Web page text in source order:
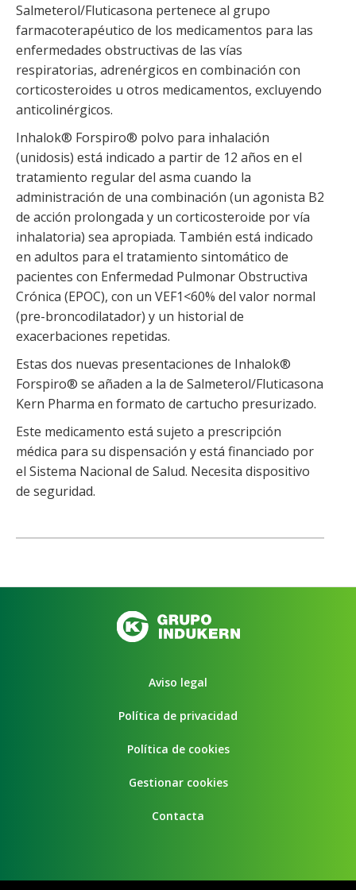
Salmeterol/Fluticasona pertenece al grupo
farmacoterapéutico de los medicamentos para las
enfermedades obstructivas de las vías
respiratorias, adrenérgicos en combinación con
corticosteroides u otros medicamentos, excluyendo
anticolinérgicos.
Inhalok® Forspiro® polvo para inhalación
(unidosis) está indicado a partir de 12 años en el
tratamiento regular del asma cuando la
administración de una combinación (un agonista B2
de acción prolongada y un corticosteroide por vía
inhalatoria) sea apropiada. También está indicado
en adultos para el tratamiento sintomático de
pacientes con Enfermedad Pulmonar Obstructiva
Crónica (EPOC), con un VEF1<60% del valor normal
(pre-broncodilatador) y un historial de
exacerbaciones repetidas.
Estas dos nuevas presentaciones de Inhalok®
Forspiro® se añaden a la de Salmeterol/Fluticasona
Kern Pharma en formato de cartucho presurizado.
Este medicamento está sujeto a prescripción
médica para su dispensación y está financiado por
el Sistema Nacional de Salud. Necesita dispositivo
de seguridad.
Aviso legal
Política de privacidad
Política de cookies
Gestionar cookies
Contacta